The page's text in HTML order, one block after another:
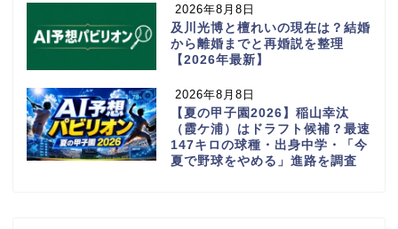
2026年8月8日
及川光博と檀れいの現在は？結婚
から離婚までと再婚説を整理
【2026年最新】
2026年8月8日
【夏の甲子園2026】稲山幸汰
（霞ケ浦）はドラフト候補？最速
147キロの球種・出身中学・「今
夏で野球をやめる」進路を調査